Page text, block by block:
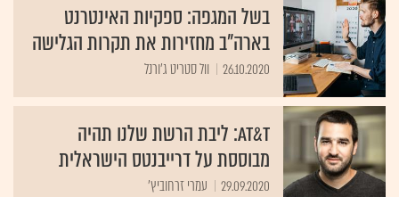
בשל המגפה: ספקיות האינטרנט
בארה"ב מחזירות את תקרות הגלישה
26.10.2020 וול סטריט ג'ורנל
AT&T: ליבת הרשת שלנו תהיה
מבוססת על דרייבנטס הישראלית
29.09.2020 עמרי זרחוביץ'